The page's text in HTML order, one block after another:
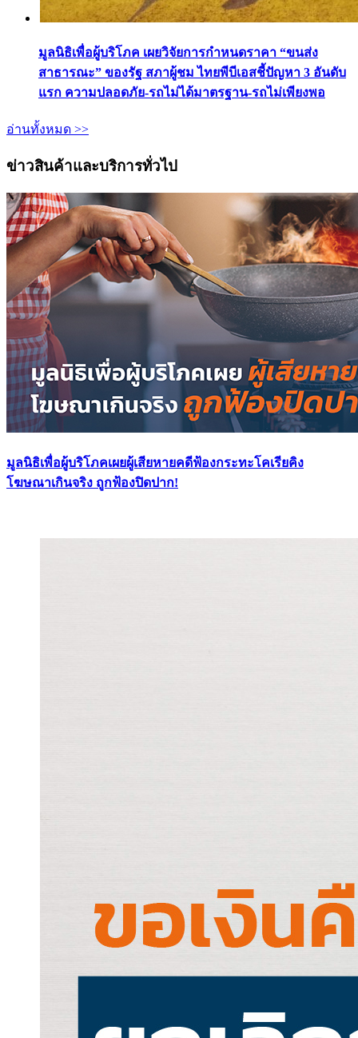
มูลนิธิเพื่อผู้บริโภค เผยวิจัยการกำหนดราคา “ขนส่ง
สาธารณะ” ของรัฐ สภาผู้ชม ไทยพีบีเอสชี้ปัญหา 3 อันดับ
แรก ความปลอดภัย-รถไม่ได้มาตรฐาน-รถไม่เพียงพอ
อ่านทั้งหมด >>
ข่าวสินค้าและบริการทั่วไป
มูลนิธิเพื่อผู้บริโภคเผยผู้เสียหายคดีฟ้องกระทะโคเรียคิง
โฆษณาเกินจริง ถูกฟ้องปิดปาก!